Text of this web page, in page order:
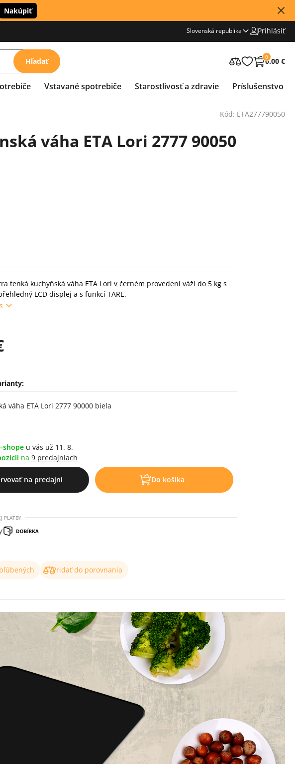
Nakúpiť
Slovenská republika Prihlásiť
Hľadať 0
0.00 €
Vstavané spotrebiče Starostlivosť a zdravie Príslušenstvo
Kód: ETA277790050
váha ETA Lori 2777 90050
5 (135 recenzí)
tenká kuchyňská váha ETA Lori v černém provedení váží do 5 kg s
LCD displej a s funkcí TARE.
váha ETA Lori 2777 90000 biela
shope u vás už 11. 8.
na 9 predajniach
na predajni Do košíka
PLATBY
Pridať do porovnania